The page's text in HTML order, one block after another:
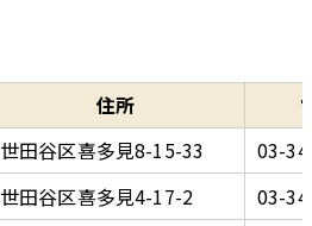
住所
世田谷区喜多見8-15-33
03-
世田谷区喜多見4-17-2
03-